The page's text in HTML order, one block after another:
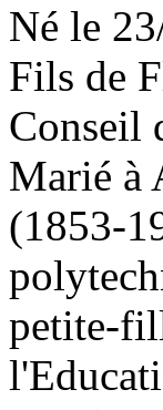
Né le
Fils de
Conseil
Marié à
(1853-
petite-